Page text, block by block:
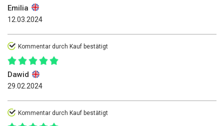
Emilia
12.03.2024
Kommentar durch Kauf bestätigt
Dawid
29.02.2024
Kommentar durch Kauf bestätigt